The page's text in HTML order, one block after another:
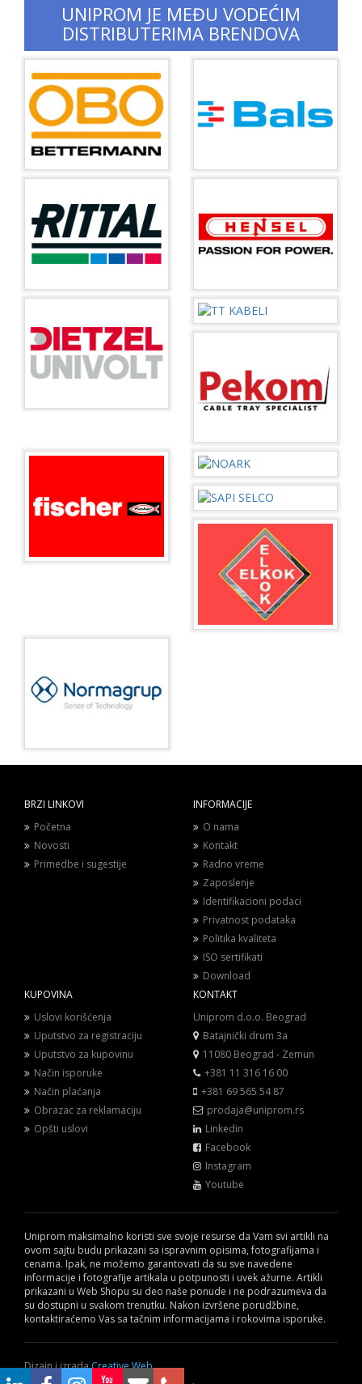
UNIPROM JE MEĐU VODEĆIM
DISTRIBUTERIMA BRENDOVA
BRZI LINKOVI
Početna
Novosti
Primedbe i sugestije
INFORMACIJE
O nama
Kontakt
Radno vreme
Zaposlenje
Identifikacioni podaci
Privatnost podataka
Politika kvaliteta
ISO sertifikati
Download
KUPOVINA
Uslovi korišćenja
Uputstvo za registraciju
Uputstvo za kupovinu
Način isporuke
Način plaćanja
Obrazac za reklamaciju
Opšti uslovi
KONTAKT
Uniprom d.o.o. Beograd
Batajnički drum 3a
11080 Beograd - Zemun
+381 11 316 16 00
+381 69 565 54 87
prodaja@uniprom.rs
Linkedin
Facebook
Instagram
Youtube
Uniprom maksimalno koristi sve svoje resurse da Vam svi artikli na
ovom sajtu budu prikazani sa ispravnim opisima, fotografijama i
cenama. Ipak, ne možemo garantovati da su sve navedene
informacije i fotografije artikala u potpunosti i uvek ažurne. Artikli
prikazani u Web Shopu su deo naše ponude i ne podrazumeva da
su dostupni u svakom trenutku. Nakon izvršene porudžbine,
kontaktiraćemo Vas sa tačnim informacijama i rokovima isporuke.
Dizajn i izradaCreative Web